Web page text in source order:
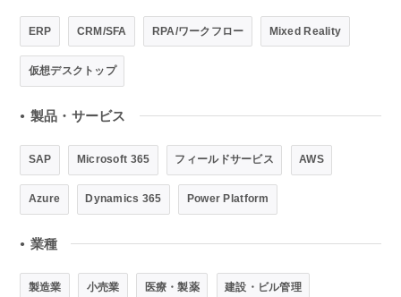
ERP CRM/SFA RPA/ワークフロー Mixed Reality
仮想デスクトップ
● 製品・サービス
SAP Microsoft 365 フィールドサービス AWS
Azure Dynamics 365 Power Platform
● 業種
製造業 小売業 医療・製薬 建設・ビル管理